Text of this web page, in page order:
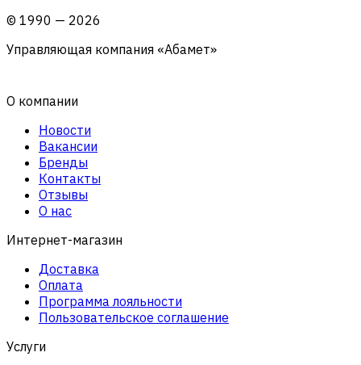
© 1990 — 2026
Управляющая компания «Абамет»
О компании
Новости
Вакансии
Бренды
Контакты
Отзывы
О нас
Интернет-магазин
Доставка
Оплата
Программа лояльности
Пользовательское соглашение
Услуги